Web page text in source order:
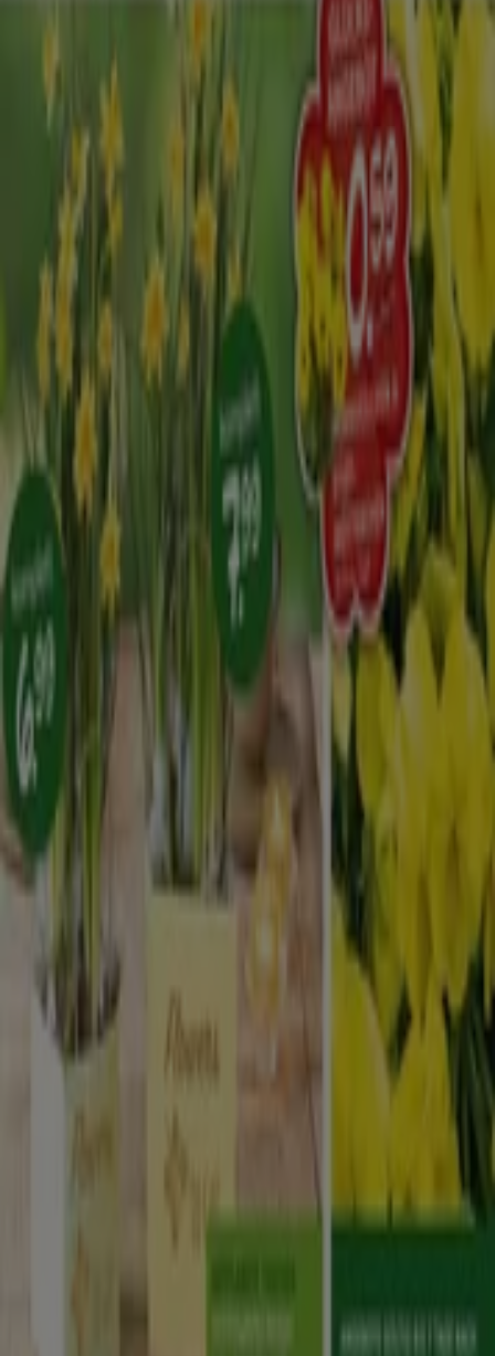
Blumen Risse
, in denen Sie die aktuellsten
Aktionen entdecken und von großen Rabatten auf
Baumärkte und Gartencenter
-Produkte für Ihre
profitieren können.
Verpassen Sie nicht die Gelegenheit, das Geschäft von
Blumen Risse
Gehrtsstrasse 16zu besuchen und ein
einzigartiges Einkaufserlebnis zu genießen. Erkunden Sie
die Angebote, die wir diesen
August
für Sie bereithalten,
und bleiben Sie über die besten Deals von
Blumen Risse
Düsseldorf
informiert. Besuchen Sie uns und
beginnen Sie noch heute mit dem Sparen!
Mehr Information über Blumen Risse
Andere Geschäfte
von Blumen Risse in Düsseldorf sehen
Tiendeo ist Teil von Shopfully, dem Tech-Unternehmen,
das das lokale Einkaufen weltweit neu erfindet.
Tiendeo
Was wir machen
Business-Lösungen
Nachrichten und Medien
Mit uns arbeiten
Kontakt aufnehmen
Marketing- und Geschäftsanfragen
Geschäft falsch auf der Karte geortet
Wöchentliches Anzeigen-Feedback
Technische Probleme und allgemeines Feedback
Marken
Lokale Marken
Unternehmen
Die App von Tiendeo herunterladen